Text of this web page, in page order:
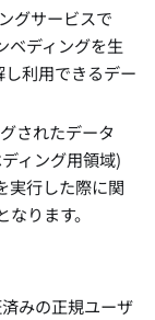
グサービスで
ベディングを生
利用できるデー
されたデータ
ィング用領域)
実行した際に関
ります。
みの正規ユーザ